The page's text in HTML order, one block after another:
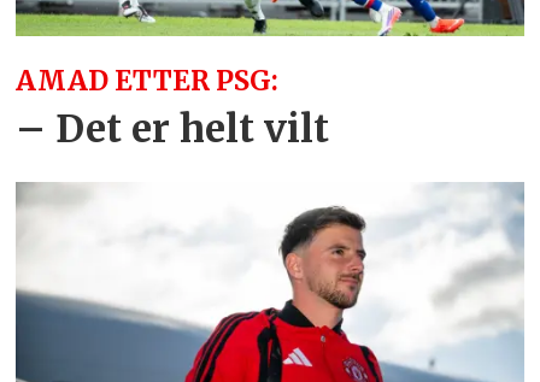
AMAD ETTER PSG:
– Det er helt vilt